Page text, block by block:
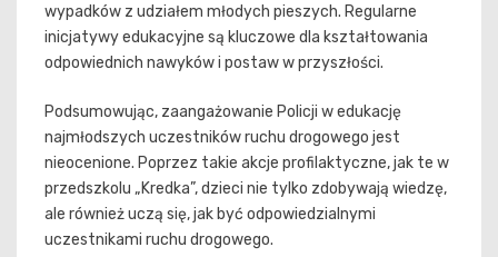
wypadków z udziałem młodych pieszych. Regularne
inicjatywy edukacyjne są kluczowe dla kształtowania
odpowiednich nawyków i postaw w przyszłości.
Podsumowując, zaangażowanie Policji w edukację
najmłodszych uczestników ruchu drogowego jest
nieocenione. Poprzez takie akcje profilaktyczne, jak te w
przedszkolu „Kredka”, dzieci nie tylko zdobywają wiedzę,
ale również uczą się, jak być odpowiedzialnymi
uczestnikami ruchu drogowego.